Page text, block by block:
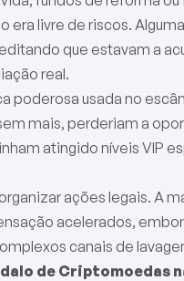
era livre de riscos.
que estavam a
real.
poderosa usada no
mais, perderiam a
atingido níveis VIP
ações legais. A
acelerados,
canais de
de Criptomoedas